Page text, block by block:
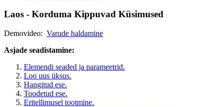
Laos - Korduma Kippuvad Küsimused
Demovideo: Varude haldamine
Asjade seadistamine:
Elemendi seaded ja parameetrid.
Loo uus üksus.
Hangitud ese.
Toodetud ese.
Eritellimusel tootmine.